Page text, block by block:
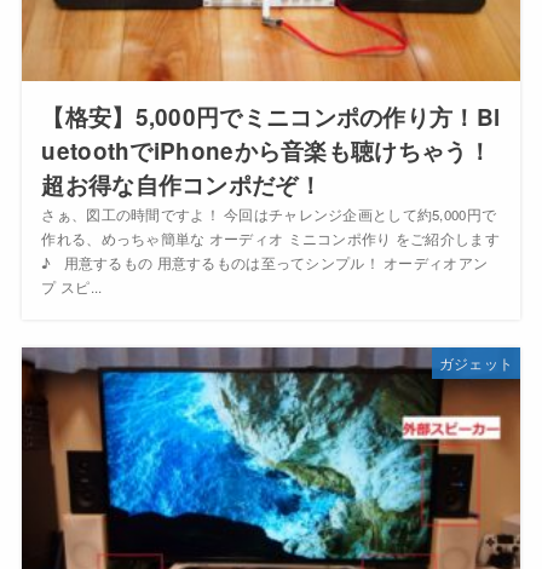
【格安】5,000円でミニコンポの作り方！Bl
uetoothでiPhoneから音楽も聴けちゃう！
超お得な自作コンポだぞ！
さぁ、図工の時間ですよ！ 今回はチャレンジ企画として約5,000円で
作れる、めっちゃ簡単な オーディオ ミニコンポ作り をご紹介します
♪ 用意するもの 用意するものは至ってシンプル！ オーディオアン
プ スピ...
ガジェット